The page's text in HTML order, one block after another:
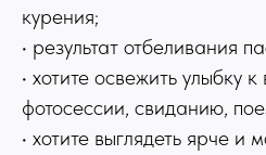
курения;
• результат отбеливания
• хотите освежить улыбку
фотосессии, свиданию,
• хотите выглядеть ярче и